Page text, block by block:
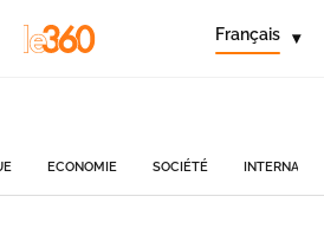
Français ▾
ECONOMIE SOCIÉTÉ